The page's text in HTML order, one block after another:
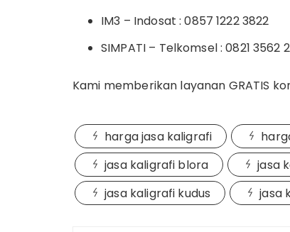
IM3 – Indosat : 0857 1222 3822
SIMPATI – Telkomsel : 0821 3562
Kami memberikan layanan GRATIS
harga jasa kaligrafi
jasa kaligrafi blora
jasa
jasa kaligrafi kudus
jasa